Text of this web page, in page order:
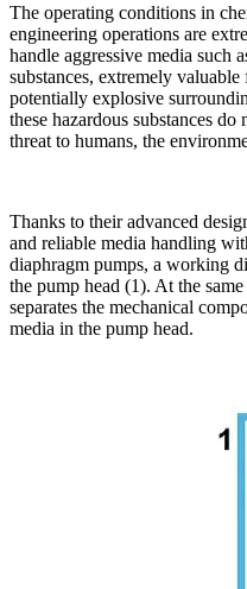
The operating conditions in
engineering operations are
handle aggressive media such
substances, extremely
potentially explosive
these hazardous substances
threat to humans, the
Thanks to their advanced
and reliable media handling
diaphragm pumps, a working
the pump head (1). At the
separates the mechanical
media in the pump head.